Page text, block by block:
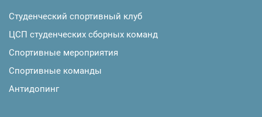
Студенческий спортивный клуб
ЦСП студенческих сборных команд
Спортивные мероприятия
Спортивные команды
Антидопинг